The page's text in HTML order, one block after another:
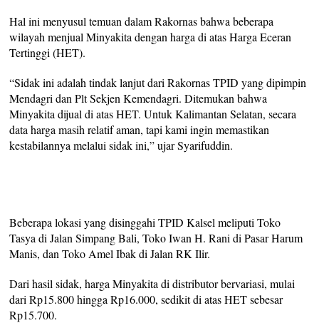
Hal ini menyusul temuan dalam Rakornas bahwa beberapa
wilayah menjual Minyakita dengan harga di atas Harga Eceran
Tertinggi (HET).
“Sidak ini adalah tindak lanjut dari Rakornas TPID yang dipimpin
Mendagri dan Plt Sekjen Kemendagri. Ditemukan bahwa
Minyakita dijual di atas HET. Untuk Kalimantan Selatan, secara
data harga masih relatif aman, tapi kami ingin memastikan
kestabilannya melalui sidak ini,” ujar Syarifuddin.
Beberapa lokasi yang disinggahi TPID Kalsel meliputi Toko
Tasya di Jalan Simpang Bali, Toko Iwan H. Rani di Pasar Harum
Manis, dan Toko Amel Ibak di Jalan RK Ilir.
Dari hasil sidak, harga Minyakita di distributor bervariasi, mulai
dari Rp15.800 hingga Rp16.000, sedikit di atas HET sebesar
Rp15.700.